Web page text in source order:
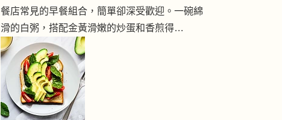
餐店常見的早餐組合，簡單卻深受歡迎。一碗綿
滑的白粥，搭配金黃滑嫩的炒蛋和香煎得…